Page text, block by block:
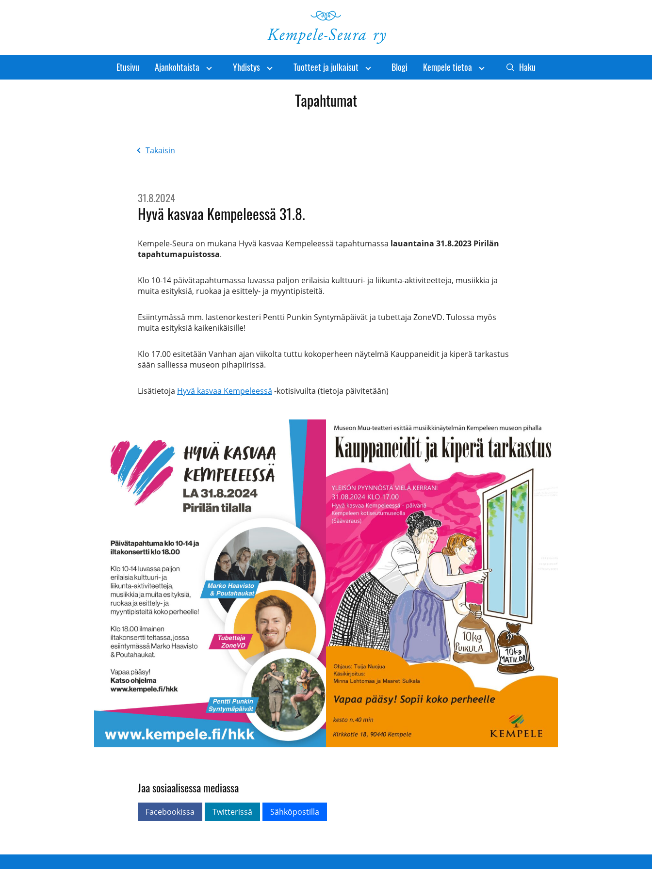
Etusivu Ajankohtaista Yhdistys Tuotteet ja julkaisut Blogi Kempele tietoa Haku
Tapahtumat
Takaisin
31.8.2024
Hyvä kasvaa Kempeleessä 31.8.
Kempele-Seura on mukana Hyvä kasvaa Kempeleessä tapahtumassa lauantaina 31.8.2023 Pirilän
tapahtumapuistossa.
Klo 10-14 päivätapahtumassa luvassa paljon erilaisia kulttuuri- ja liikunta-aktiviteetteja, musiikkia ja
muita esityksiä, ruokaa ja esittely- ja myyntipisteitä.
Esiintymässä mm. lastenorkesteri Pentti Punkin Syntymäpäivät ja tubettaja ZoneVD. Tulossa myös
muita esityksiä kaikenikäisille!
Klo 17.00 esitetään Vanhan ajan viikolta tuttu kokoperheen näytelmä Kauppaneidit ja kiperä tarkastus
sään salliessa museon pihapiirissä.
Lisätietoja Hyvä kasvaa Kempeleessä -kotisivuilta (tietoja päivitetään)
Jaa sosiaalisessa mediassa
Facebookissa Twitterissä Sähköpostilla